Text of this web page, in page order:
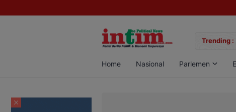
Trending :
Sabu di Pangkalan Bun, Dua Pelaku Diamankan
Home Nasional Parlemen